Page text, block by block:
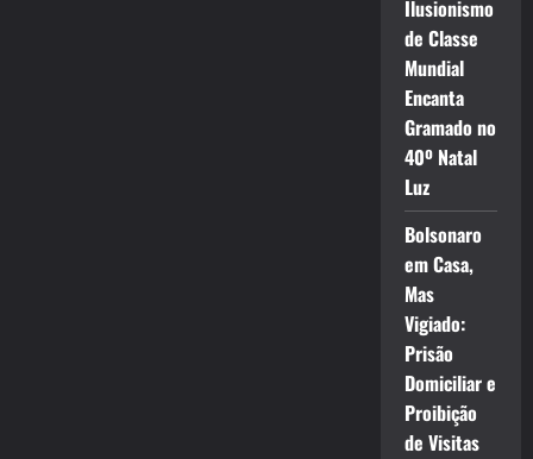
Ilusionismo
de Classe
Mundial
Encanta
Gramado no
40º Natal
Luz
Bolsonaro
em Casa,
Mas
Vigiado:
Prisão
Domiciliar e
Proibição
de Visitas